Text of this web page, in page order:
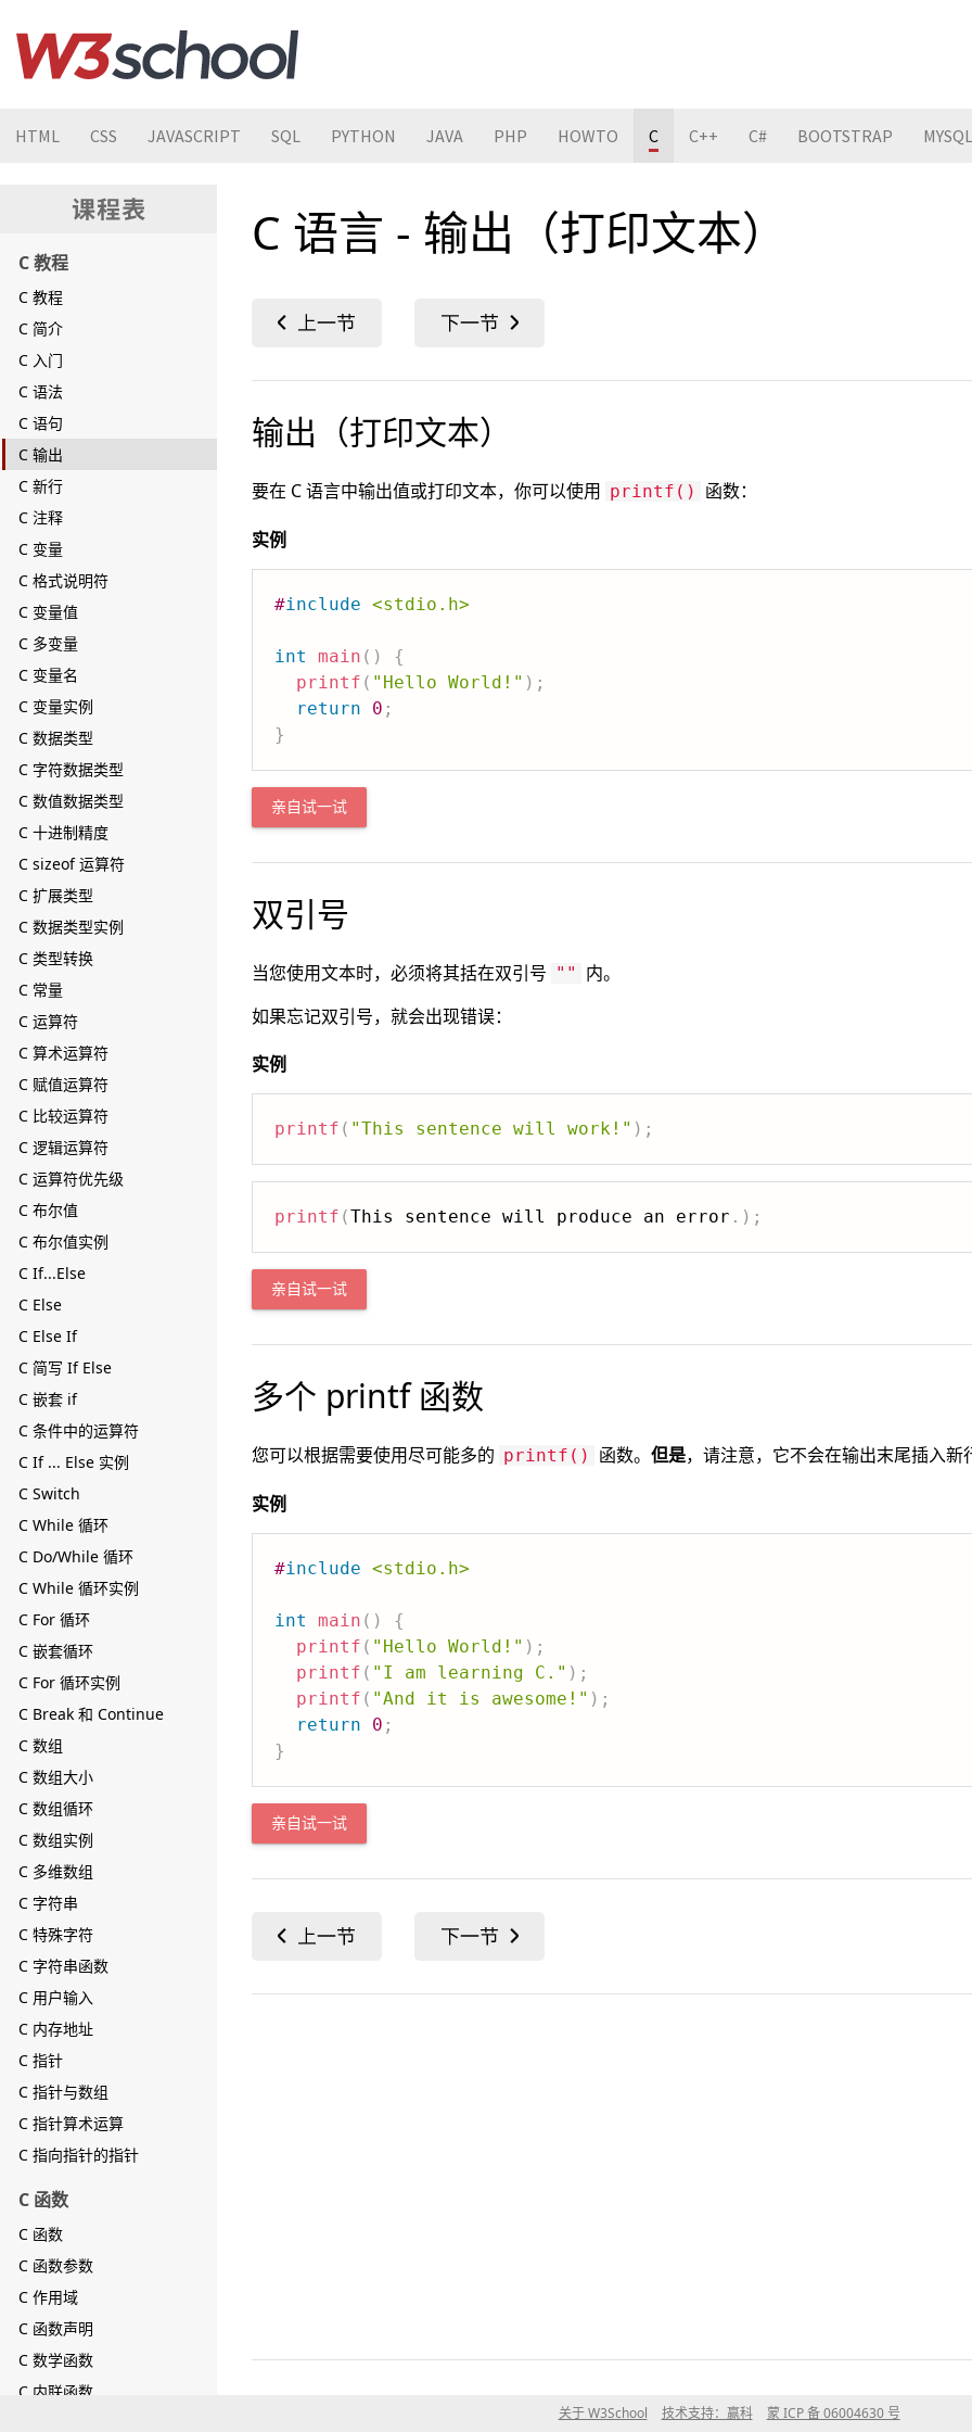
HTML CSS JAVASCRIPT SQL PYTHON JAVA PHP HOWTO C C++ C# BOOTSTRAP MYSQL
C 教程
C 教程
C 简介
C 入门
C 语法
C 语句
C 输出
C 新行
C 注释
C 变量
C 格式说明符
C 变量值
C 多变量
C 变量名
C 变量实例
C 数据类型
C 字符数据类型
C 数值数据类型
C 十进制精度
C sizeof 运算符
C 扩展类型
C 数据类型实例
C 类型转换
C 常量
C 运算符
C 算术运算符
C 赋值运算符
C 比较运算符
C 逻辑运算符
C 运算符优先级
C 布尔值
C 布尔值实例
C If...Else
C Else
C Else If
C 简写 If Else
C 嵌套 if
C 条件中的运算符
C If ... Else 实例
C Switch
C While 循环
C Do/While 循环
C While 循环实例
C For 循环
C 嵌套循环
C For 循环实例
C Break 和 Continue
C 数组
C 数组大小
C 数组循环
C 数组实例
C 多维数组
C 字符串
C 特殊字符
C 字符串函数
C 用户输入
C 内存地址
C 指针
C 指针与数组
C 指针算术运算
C 指向指针的指针
C 函数
C 函数
C 函数参数
C 作用域
C 函数声明
C 数学函数
C 内联函数
C 语言 - 输出（打印文本）
输出（打印文本）
要在 C 语言中输出值或打印文本，你可以使用 printf() 函数：
实例
#include <stdio.h>
int main ( )
{
printf ( "Hello World!" ) ;
return
0 ;
}
亲自试一试
双引号
当您使用文本时，必须将其括在双引号 ""
内。
如果忘记双引号，就会出现错误：
实例
printf ( "This sentence will work!" ) ;
printf (This sentence will produce an error . ) ;
亲自试一试
多个 printf 函数
您可以根据需要使用尽可能多的 printf() 函数。 但是，请注意，它不会在输出末尾插入新
实例
#include <stdio.h>
int main ( )
{
printf ( "Hello World!" ) ;
printf ( "I am learning C." ) ;
printf ( "And it is awesome!" ) ;
return
0 ;
}
亲自试一试
关于 W3School 技术支持：赢科 蒙 ICP 备 06004630 号